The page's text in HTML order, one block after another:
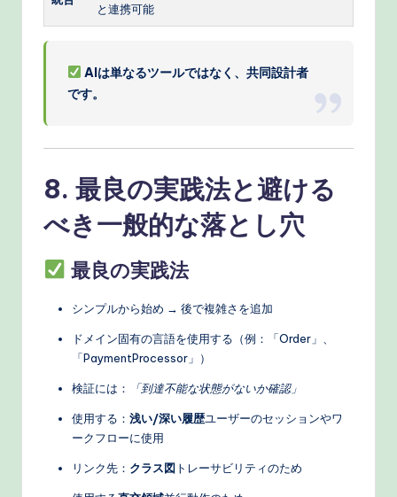
と連携可能
AIは単なるツールではなく、共同設計者
です。
8. 最良の実践法と避ける
べき一般的な落とし穴
最良の実践法
シンプルから始め → 後で複雑さを追加
ドメイン固有の言語を使用する（例：「Order」、
「PaymentProcessor」）
検証には： 「到達不能な状態がないか確認」
使用する： 浅い/深い履歴ユーザーのセッションやワ
ークフローに使用
リンク先： クラス図 トレーサビリティのため